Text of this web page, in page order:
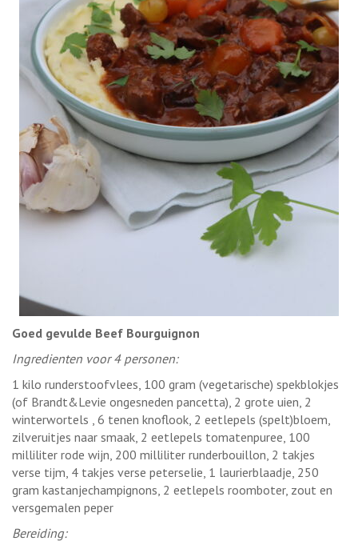
Goed gevulde Beef Bourguignon
Ingredienten voor 4 personen:
1 kilo runderstoofvlees, 100 gram (vegetarische) spekblokjes
(of Brandt&Levie ongesneden pancetta), 2 grote uien, 2
winterwortels , 6 tenen knoflook, 2 eetlepels (spelt)bloem,
zilveruitjes naar smaak, 2 eetlepels tomatenpuree, 100
milliliter rode wijn, 200 milliliter runderbouillon, 2 takjes
verse tijm, 4 takjes verse peterselie, 1 laurierblaadje, 250
gram kastanjechampignons, 2 eetlepels roomboter, zout en
versgemalen peper
Bereiding: